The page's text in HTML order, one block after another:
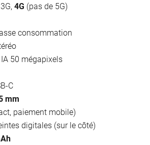
4G (pas de 5G)
consommation
IA 50 mégapixels
C
mm
paiement mobile)
digitales (sur le côté)